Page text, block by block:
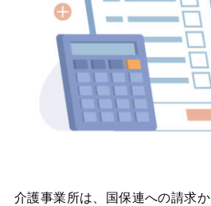
介護事業所は、国保連への請求